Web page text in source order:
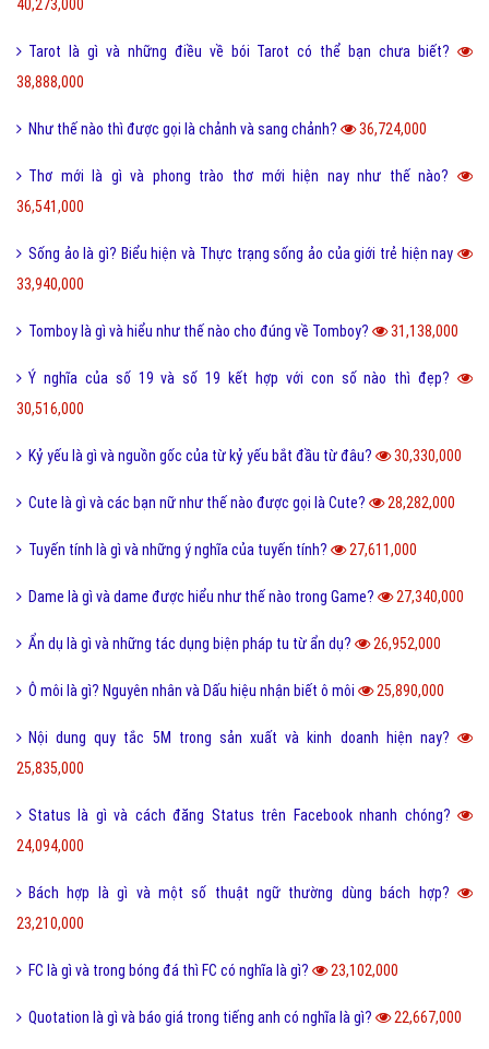
Kỹ năng sống
Làm như thế nào
Hỏi đáp máy tính
Hỏi đáp ứng dụng
Bài viết xem nhiều cùng chuyên mục
Lỗi 404 là gì? Những cách khắc phục lỗi 404 là gì? 5,038,356,000
FAQ là gì và câu hỏi thường gặp FAQ có quan trọng Website?
802,697,000
Một vài ví dụ về điệp cấu trúc là gì dễ hiểu? 125,351,000
I love you 3000 là gì và những ý nghĩa I love you 3000? 87,731,000
Honey là gì và có nên gọi người yêu là Honey không?
Sự khác biệt giữa File cứng và File mềm là gì? 63,744,000
Điệp ngữ là gì và một vài ví dụ điệp ngữ dễ hiểu?
Dame là gì trên Facebook và một vài ý nghĩa khác của Dame?